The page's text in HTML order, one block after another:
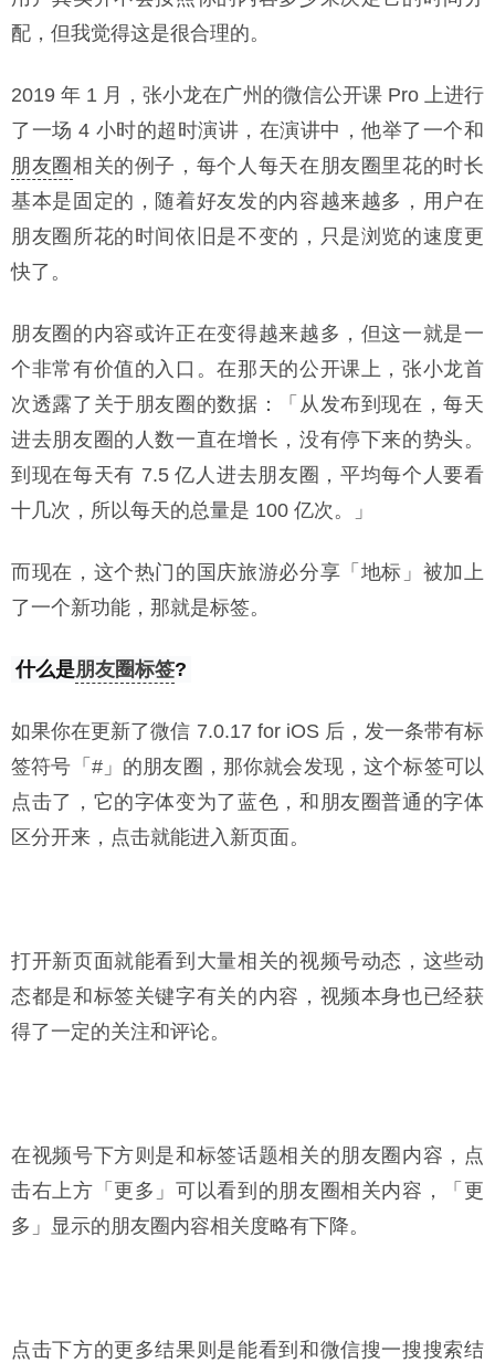
配，但我觉得这是很合理的。
2019 年 1 月，张小龙在广州的微信公开课 Pro 上进行
了一场 4 小时的超时演讲，在演讲中，他举了一个和
朋友圈 相关的例子，每个人每天在朋友圈里花的时长
基本是固定的，随着好友发的内容越来越多，用户在
朋友圈所花的时间依旧是不变的，只是浏览的速度更
快了。
朋友圈的内容或许正在变得越来越多，但这一就是一
个非常有价值的入口。在那天的公开课上，张小龙首
次透露了关于朋友圈的数据：「从发布到现在，每天
进去朋友圈的人数一直在增长，没有停下来的势头。
到现在每天有 7.5 亿人进去朋友圈，平均每个人要看
十几次，所以每天的总量是 100 亿次。」
而现在，这个热门的国庆旅游必分享「地标」被加上
了一个新功能，那就是标签。
什么是朋友圈标签?
如果你在更新了微信 7.0.17 for iOS 后，发一条带有标
签符号「#」的朋友圈，那你就会发现，这个标签可以
点击了，它的字体变为了蓝色，和朋友圈普通的字体
区分开来，点击就能进入新页面。
打开新页面就能看到大量相关的视频号动态，这些动
态都是和标签关键字有关的内容，视频本身也已经获
得了一定的关注和评论。
在视频号下方则是和标签话题相关的朋友圈内容，点
击右上方「更多」可以看到的朋友圈相关内容，「更
多」显示的朋友圈内容相关度略有下降。
点击下方的更多结果则是能看到和微信搜一搜搜索结